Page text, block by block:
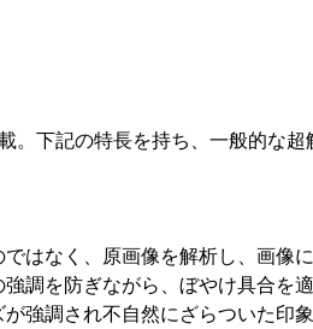
。下記の特長を持ち、一般的な超
はなく、原画像を解析し、画像
調を防ぎながら、ぼやけ具合を
強調され不自然にざらついた印